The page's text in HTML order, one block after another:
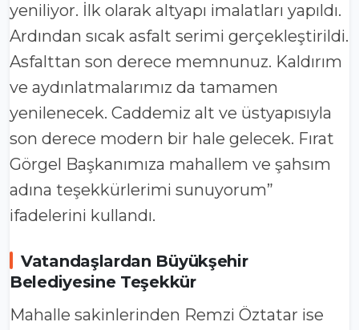
yeniliyor. İlk olarak altyapı imalatları yapıldı.
Ardından sıcak asfalt serimi gerçekleştirildi.
Asfalttan son derece memnunuz. Kaldırım
ve aydınlatmalarımız da tamamen
yenilenecek. Caddemiz alt ve üstyapısıyla
son derece modern bir hale gelecek. Fırat
Görgel Başkanımıza mahallem ve şahsım
adına teşekkürlerimi sunuyorum”
ifadelerini kullandı.
Vatandaşlardan Büyükşehir
Belediyesine Teşekkür
Mahalle sakinlerinden Remzi Öztatar ise